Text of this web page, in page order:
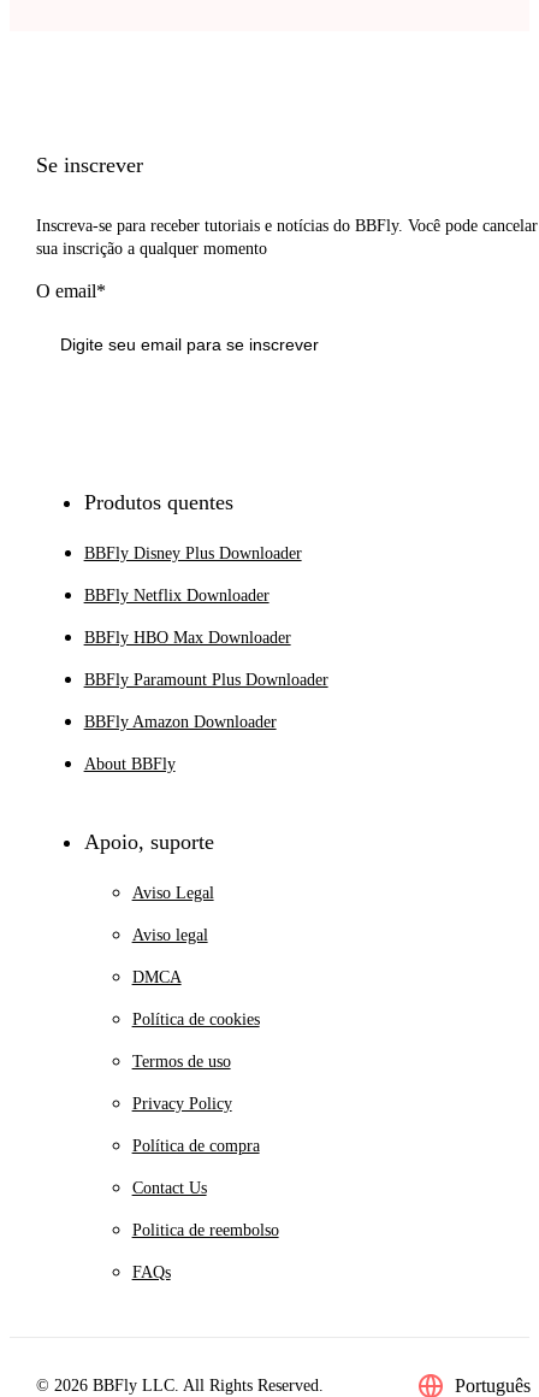
Se inscrever
Inscreva-se para receber tutoriais e notícias do BBFly. Você pode cancelar
sua inscrição a qualquer momento
O email*
Produtos quentes
BBFly Disney Plus Downloader
BBFly Netflix Downloader
BBFly HBO Max Downloader
BBFly Paramount Plus Downloader
BBFly Amazon Downloader
About BBFly
Apoio, suporte
Aviso Legal
Aviso legal
DMCA
Política de cookies
Termos de uso
Privacy Policy
Política de compra
Contact Us
Politica de reembolso
FAQs
© 2026 BBFly LLC. All Rights Reserved. Português